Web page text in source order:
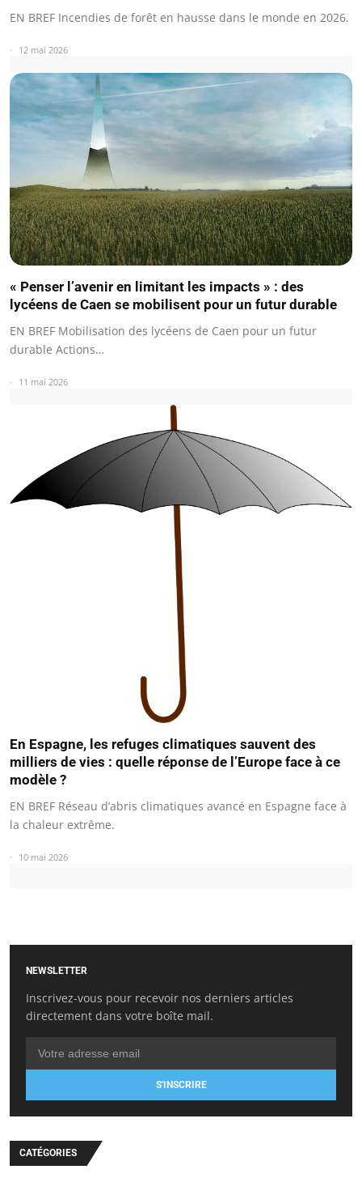
EN BREF Incendies de forêt en hausse dans le monde en 2026.
12 mai 2026
« Penser l’avenir en limitant les impacts » : des
lycéens de Caen se mobilisent pour un futur durable
EN BREF Mobilisation des lycéens de Caen pour un futur
durable Actions…
11 mai 2026
En Espagne, les refuges climatiques sauvent des
milliers de vies : quelle réponse de l’Europe face à ce
modèle ?
EN BREF Réseau d’abris climatiques avancé en Espagne face à
la chaleur extrême.
10 mai 2026
NEWSLETTER
Inscrivez-vous pour recevoir nos derniers articles
directement dans votre boîte mail.
S'INSCRIRE
CATÉGORIES